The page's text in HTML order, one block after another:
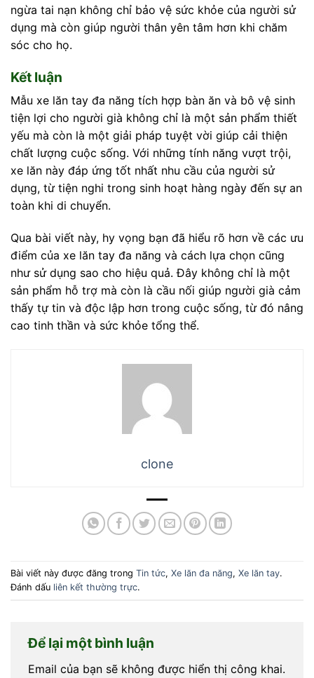
ngừa tai nạn không chỉ bảo vệ sức khỏe của người sử
dụng mà còn giúp người thân yên tâm hơn khi chăm
sóc cho họ.
Kết luận
Mẫu xe lăn tay đa năng tích hợp bàn ăn và bô vệ sinh
tiện lợi cho người già không chỉ là một sản phẩm thiết
yếu mà còn là một giải pháp tuyệt vời giúp cải thiện
chất lượng cuộc sống. Với những tính năng vượt trội,
xe lăn này đáp ứng tốt nhất nhu cầu của người sử
dụng, từ tiện nghi trong sinh hoạt hàng ngày đến sự an
toàn khi di chuyển.
Qua bài viết này, hy vọng bạn đã hiểu rõ hơn về các ưu
điểm của xe lăn tay đa năng và cách lựa chọn cũng
như sử dụng sao cho hiệu quả. Đây không chỉ là một
sản phẩm hỗ trợ mà còn là cầu nối giúp người già cảm
thấy tự tin và độc lập hơn trong cuộc sống, từ đó nâng
cao tinh thần và sức khỏe tổng thể.
clone
Bài viết này được đăng trong Tin tức, Xe lăn đa năng, Xe lăn tay.
Đánh dấu liên kết thường trực.
Để lại một bình luận
Email của bạn sẽ không được hiển thị công khai.